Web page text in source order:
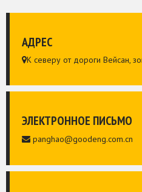
АДРЕС
К северу от дороги Вейсан,
ЭЛЕКТРОННОЕ ПИСЬМО
 panghao@goodeng.com.cn